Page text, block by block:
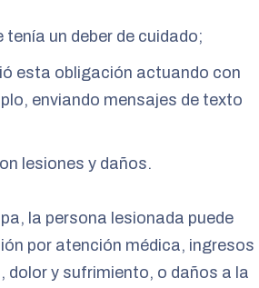
un deber de cuidado;
esta obligación actuando con
enviando mensajes de texto
lesiones y daños.
la persona lesionada puede
por atención médica, ingresos
dolor y sufrimiento, o daños a la